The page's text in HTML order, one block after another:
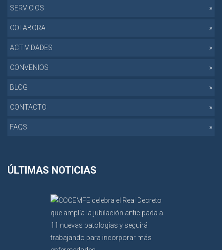
SERVICIOS
COLABORA
ACTIVIDADES
CONVENIOS
BLOG
CONTACTO
FAQS
ÚLTIMAS NOTICIAS